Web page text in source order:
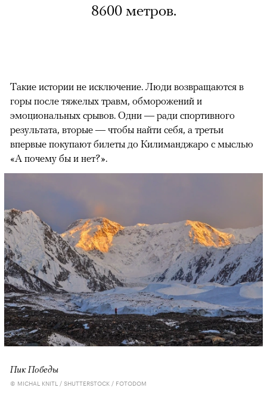
8600 метров.
Такие истории не исключение. Люди возвращаются в
горы после тяжелых травм, обморожений и
эмоциональных срывов. Одни — ради спортивного
результата, вторые — чтобы найти себя, а третьи
впервые покупают билеты до Килиманджаро с мыслью
«А почему бы и нет?».
Пик Победы
© MICHAL KNITL / SHUTTERSTOCK / FOTODOM